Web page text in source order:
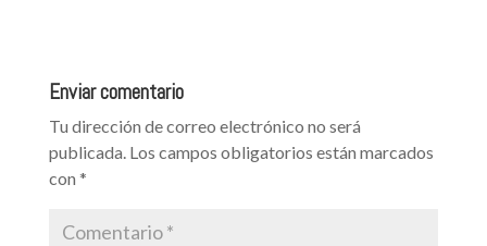
Enviar comentario
Tu dirección de correo electrónico no será
publicada. Los campos obligatorios están marcados
con *